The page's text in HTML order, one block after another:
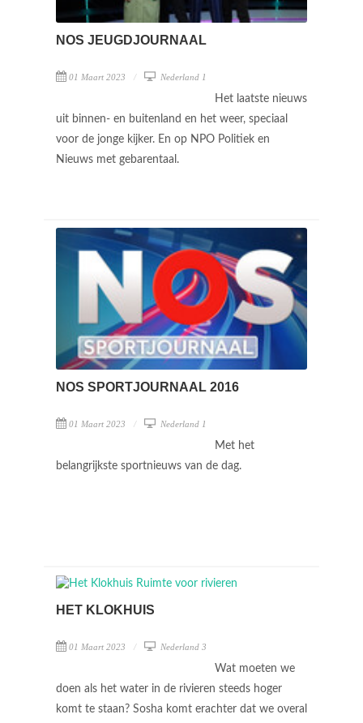
NOS JEUGDJOURNAAL
01 Maart 2023 Nederland 1
Het laatste nieuws
uit binnen- en buitenland en het weer, speciaal
voor de jonge kijker. En op NPO Politiek en
Nieuws met gebarentaal.
NOS SPORTJOURNAAL 2016
01 Maart 2023 Nederland 1
Met het
belangrijkste sportnieuws van de dag.
HET KLOKHUIS
01 Maart 2023 Nederland 3
Wat moeten we
doen als het water in de rivieren steeds hoger
komt te staan? Sosha komt erachter dat we overal